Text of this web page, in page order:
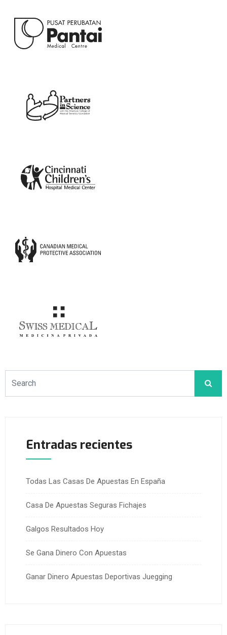
Entradas recientes
Todas Las Casas De Apuestas En España
Casa De Apuestas Seguras Fichajes
Galgos Resultados Hoy
Se Gana Dinero Con Apuestas
Ganar Dinero Apuestas Deportivas Juegging